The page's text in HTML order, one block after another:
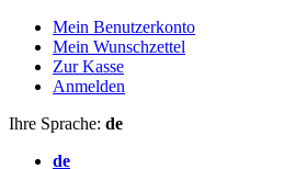
Mein Benutzerkonto
Mein Wunschzettel
Zur Kasse
Anmelden
Ihre Sprache: de
de